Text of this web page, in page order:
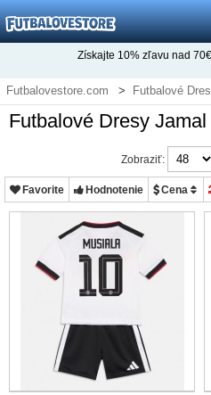
Získajte 10%zľavu nad 70€
Futbalovestore.com Futbalové
Futbalové Dresy
Zobraziť:
Favorite Hodnotenie Cena